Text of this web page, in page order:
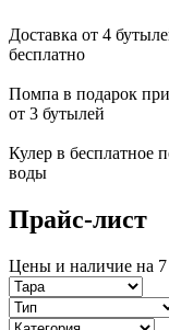
Доставка от 4
бесплатно
Помпа в подарок
от 3 бутылей
Кулер в бесплатное
воды
Прайс-лист
Цены и наличие на 7
тоже время
получилось как и
Обработка
персональных
Ваш запрос